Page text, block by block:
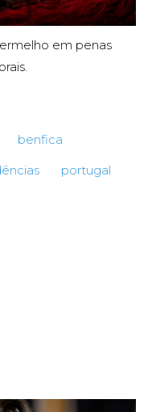
em penas
benfica
portugal